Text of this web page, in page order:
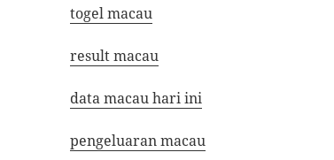
togel macau
result macau
data macau hari ini
pengeluaran macau